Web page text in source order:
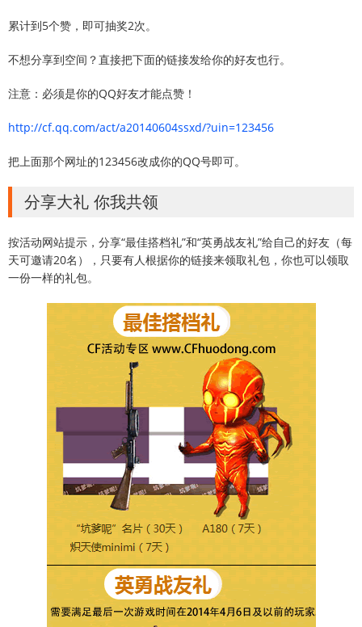
累计到5个赞，即可抽奖2次。
不想分享到空间？直接把下面的链接发给你的好友也行。
注意：必须是你的QQ好友才能点赞！
http://cf.qq.com/act/a20140604ssxd/?uin=123456
把上面那个网址的123456改成你的QQ号即可。
分享大礼 你我共领
按活动网站提示，分享“最佳搭档礼”和“英勇战友礼”给自己的好友（每
天可邀请20名），只要有人根据你的链接来领取礼包，你也可以领取
一份一样的礼包。